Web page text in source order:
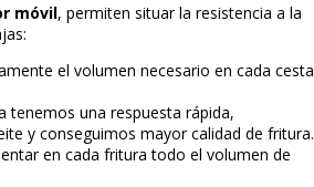
móvil, permiten situar la resistencia a la
el volumen necesario en cada cesta
tenemos una respuesta rápida,
y conseguimos mayor calidad de fritura.
en cada fritura todo el volumen de